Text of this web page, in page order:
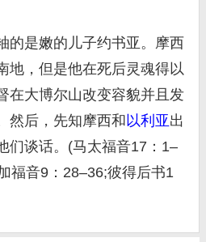
是嫩的儿子约书亚。摩西
地，但是他在死后灵魂得以
在大博尔山改变容貌并且发
然后，先知摩西和以利亚出
们谈话。(马太福音17：1–
福音9：28–36;彼得后书1